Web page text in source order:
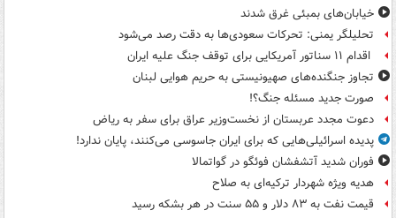
خیابان‌های بمبئی غرق شدند
تحلیلگر یمنی: تحرکات سعودی‌ها به دقت رصد می‌شود
اقدام ۱۱ سناتور آمریکایی برای توقف جنگ علیه ایران
تجاوز جنگنده‌های صهیونیستی به حریم هوایی لبنان
صورت جدید مسئله جنگ؟!
دعوت مجدد عربستان از نخست‌وزیر عراق برای سفر به ریاض
پدیده اسرائیلی‌هایی که برای ایران جاسوسی می‌کنند، پایان ندارد!
فوران شدید آتشفشان فوئگو در گواتمالا
هدیه ویژه شهردار ترکیه‌ای به صلاح
قیمت نفت به ۸۳ دلار و ۵۵ سنت در هر بشکه رسید